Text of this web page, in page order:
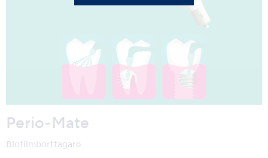
Perio-Mate
Biofilmborttagare